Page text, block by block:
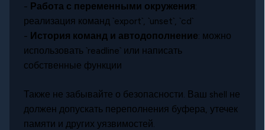
- Работа с переменными окружения:
реализация команд `export`, `unset`, `cd`
- История команд и автодополнение: можно
использовать `readline` или написать
собственные функции
Также не забывайте о безопасности. Ваш shell не
должен допускать переполнения буфера, утечек
памяти и других уязвимостей.